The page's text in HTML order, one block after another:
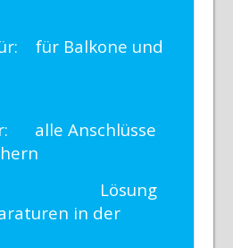
für Balkone und
alle Anschlüsse
Lösung
in der